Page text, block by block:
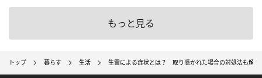
もっと見る
トップ 暮らす 生活 生霊による症状とは？ 取り憑かれた場合の対処法も解説